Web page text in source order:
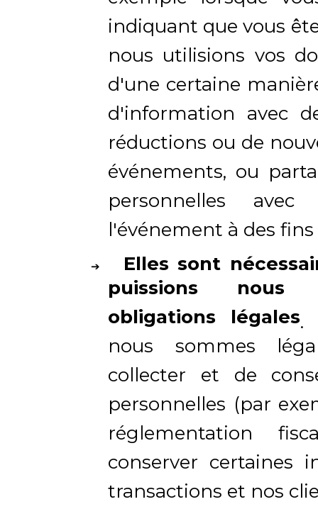
indiquant que vous
nous utilisions vos
d'une certaine
d'information avec
réductions ou de
événements, ou
personnelles
l'événement à des
Elles sont
puissions nous
obligations légales.
nous sommes
collecter et de
personnelles (par
réglementation
conserver certaines
transactions et nos